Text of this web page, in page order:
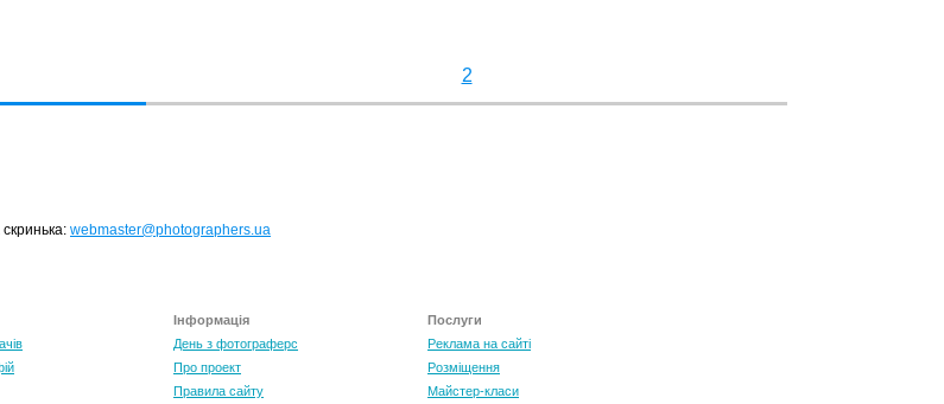
2
webmaster@photographers.ua
Інформація
День з фотограферс
Про проект
Правила сайту
Послуги
Реклама на сайті
Розміщення
Майстер-класи